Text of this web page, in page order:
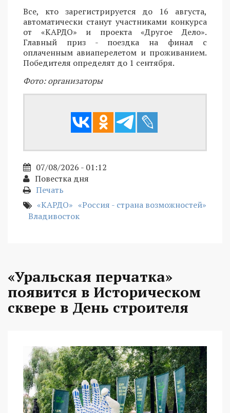
Все, кто зарегистрируется до 16 августа,
автоматически станут участниками конкурса
от «КАРДО» и проекта «Другое Дело».
Главный приз - поездка на финал с
оплаченным авиаперелетом и проживанием.
Победителя определят до 1 сентября.
Фото: организаторы
07/08/2026 - 01:12
Повестка дня
Печать
«КАРДО» «Россия - страна возможностей»
Владивосток
«Уральская перчатка»
появится в Историческом
сквере в День строителя